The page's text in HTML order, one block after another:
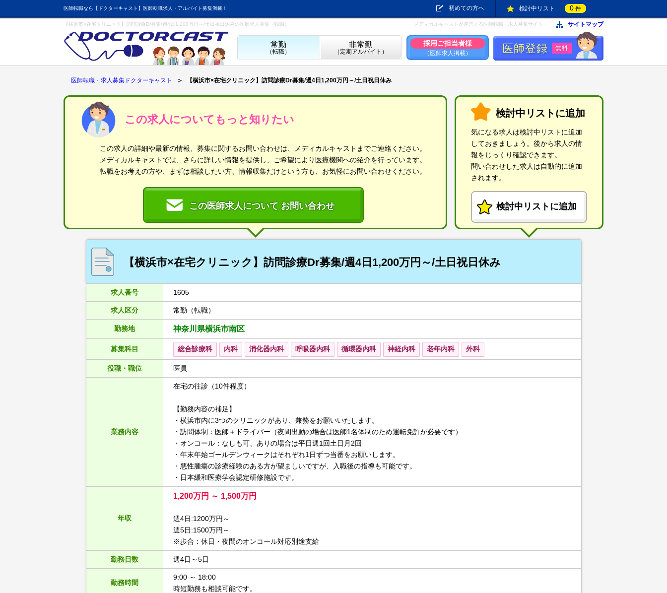
医師転職なら【ドクターキャスト】医師転職求人・アルバイト募集満載！ 初めての方へ 検討中リスト 0 件
【横浜市×在宅クリニック】訪問診療Dr募集/週4日1,200万円～/土日祝日休みの医師求人募集（転職） メディカルキャストが運営する医師転職・求人募集サイト サイトマップ
常勤
（転職）
非常勤
（定期アルバイト）
採用ご担当者様
（医師求人掲載） 医師登録 無料
医師転職・求人募集ドクターキャスト 【横浜市×在宅クリニック】訪問診療Dr募集/週4日1,200万円～/土日祝日休み
この求人についてもっと知りたい
この求人の詳細や最新の情報、募集に関するお問い合わせは、メディカルキャストまでご連絡ください。
メディカルキャストでは、さらに詳しい情報を提供し、ご希望により医療機関への紹介を行っています。
転職をお考えの方や、まずは相談したい方、情報収集だけという方も、お気軽にお問い合わせください。
この医師求人について お問い合わせ
検討中リストに追加
気になる求人は検討中リストに追加
しておきましょう。後から求人の情
報をじっくり確認できます。
問い合わせした求人は自動的に追加
されます。
検討中リストに追加
【横浜市×在宅クリニック】訪問診療Dr募集/週4日1,200万円～/土日祝日休み
求人番号 1605
求人区分 常勤（転職）
勤務地 神奈川県横浜市南区
募集科目 総合診療科 内科 消化器内科 呼吸器内科 循環器内科 神経内科 老年内科 外科
役職・職位 医員
業務内容
在宅の往診（10件程度）
【勤務内容の補足】
・横浜市内に3つのクリニックがあり、兼務をお願いいたします。
・訪問体制：医師＋ドライバー（夜間出動の場合は医師1名体制のため運転免許が必要です）
・オンコール：なしも可、ありの場合は平日週1回土日月2回
・年末年始ゴールデンウィークはそれぞれ1日ずつ当番をお願いします。
・悪性腫瘍の診療経験のある方が望ましいですが、入職後の指導も可能です。
・日本緩和医療学会認定研修施設です。
年収
1,200万円 ～ 1,500万円
週4日:1200万円～
週5日:1500万円～
※歩合：休日・夜間のオンコール対応別途支給
勤務日数 週4日～5日
勤務時間
9:00 ～ 18:00
時短勤務も相談可能です。